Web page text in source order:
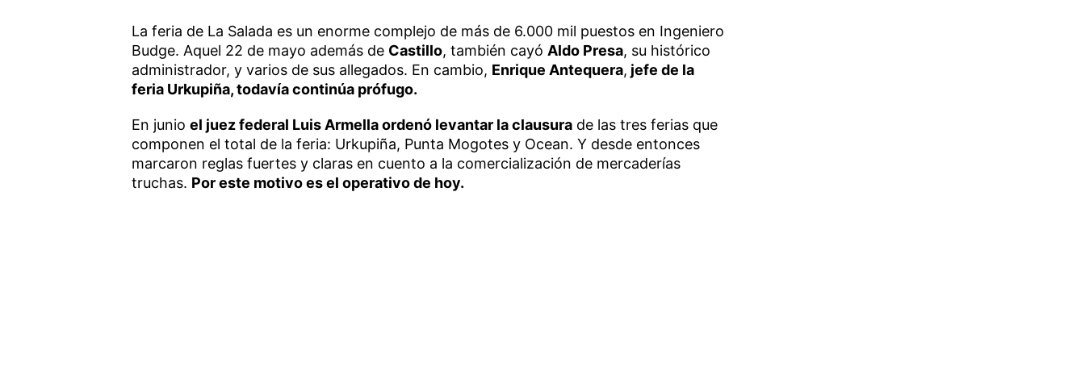
La feria de La Salada es un enorme complejo de más de 6.000 mil puestos en Ingeniero
Budge. Aquel 22 de mayo además de Castillo, también cayó Aldo Presa, su histórico
administrador, y varios de sus allegados. En cambio, Enrique Antequera, jefe de la
feria Urkupiña, todavía continúa prófugo.
En junio el juez federal Luis Armella ordenó levantar la clausurade las tres ferias que
componen el total de la feria: Urkupiña, Punta Mogotes y Ocean. Y desde entonces
marcaron reglas fuertes y claras en cuento a la comercialización de mercaderías
truchas. Por este motivo es el operativo de hoy.